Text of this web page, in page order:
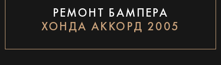
РЕМОНТ БАМПЕРА
ХОНДА АККОРД 2005